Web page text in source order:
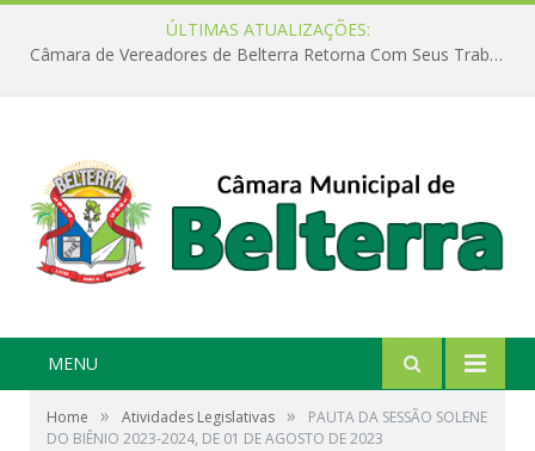
ÚLTIMAS ATUALIZAÇÕES:
Câmara de Vereadores de Belterra Retorna Com Seus Trabalhos Legislativos
MENU
Home » Atividades Legislativas »
PAUTA DA SESSÃO SOLENE
DO BIÊNIO 2023-2024, DE 01 DE AGOSTO DE 2023